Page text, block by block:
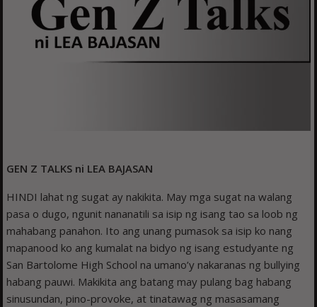
GEN Z TALKS ni LEA BAJASAN
HINDI lahat ng sugat ay nakikita. May mga sugat na walang
pasa o dugo, ngunit nananatili sa isip ng isang tao sa loob ng
mahabang panahon. Ito ang unang pumasok sa isip ko nang
mapanood ko ang kumalat na bidyo ng isang estudyante ng
San Bartolome High School na umano’y nakaranas ng bullying
habang pauwi. Makikita ang batang may pulang bag habang
sinusundan, pino-provoke, at tinatawag ng masasamang